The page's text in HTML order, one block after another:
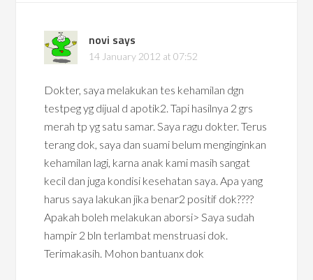
novi says
14 January 2012 at 07:52
Dokter, saya melakukan tes kehamilan dgn
testpeg yg dijual d apotik2. Tapi hasilnya 2 grs
merah tp yg satu samar. Saya ragu dokter. Terus
terang dok, saya dan suami belum menginginkan
kehamilan lagi, karna anak kami masih sangat
kecil dan juga kondisi kesehatan saya. Apa yang
harus saya lakukan jika benar2 positif dok????
Apakah boleh melakukan aborsi> Saya sudah
hampir 2 bln terlambat menstruasi dok.
Terimakasih. Mohon bantuanx dok